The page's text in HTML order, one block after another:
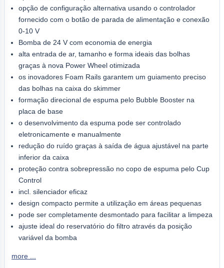
opção de configuração alternativa usando o controlador
fornecido com o botão de parada de alimentação e conexão
0-10 V
Bomba de 24 V com economia de energia
alta entrada de ar, tamanho e forma ideais das bolhas
graças à nova Power Wheel otimizada
os inovadores Foam Rails garantem um guiamento preciso
das bolhas na caixa do skimmer
formação direcional de espuma pelo Bubble Booster na
placa de base
o desenvolvimento da espuma pode ser controlado
eletronicamente e manualmente
redução do ruído graças à saída de água ajustável na parte
inferior da caixa
proteção contra sobrepressão no copo de espuma pelo Cup
Control
incl. silenciador eficaz
design compacto permite a utilização em áreas pequenas
pode ser completamente desmontado para facilitar a limpeza
ajuste ideal do reservatório do filtro através da posição
variável da bomba
more ...